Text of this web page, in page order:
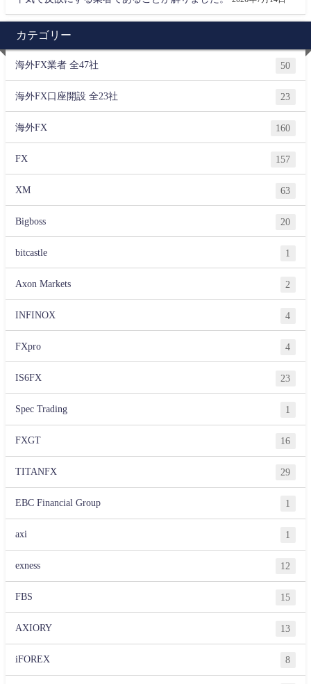
カテゴリー
海外FX業者 全47社 50
海外FX口座開設 全23社 23
海外FX 160
FX 157
XM 63
Bigboss 20
bitcastle 1
Axon Markets 2
INFINOX 4
FXpro 4
IS6FX 23
Spec Trading 1
FXGT 16
TITANFX 29
EBC Financial Group 1
axi 1
exness 12
FBS 15
AXIORY 13
iFOREX 8